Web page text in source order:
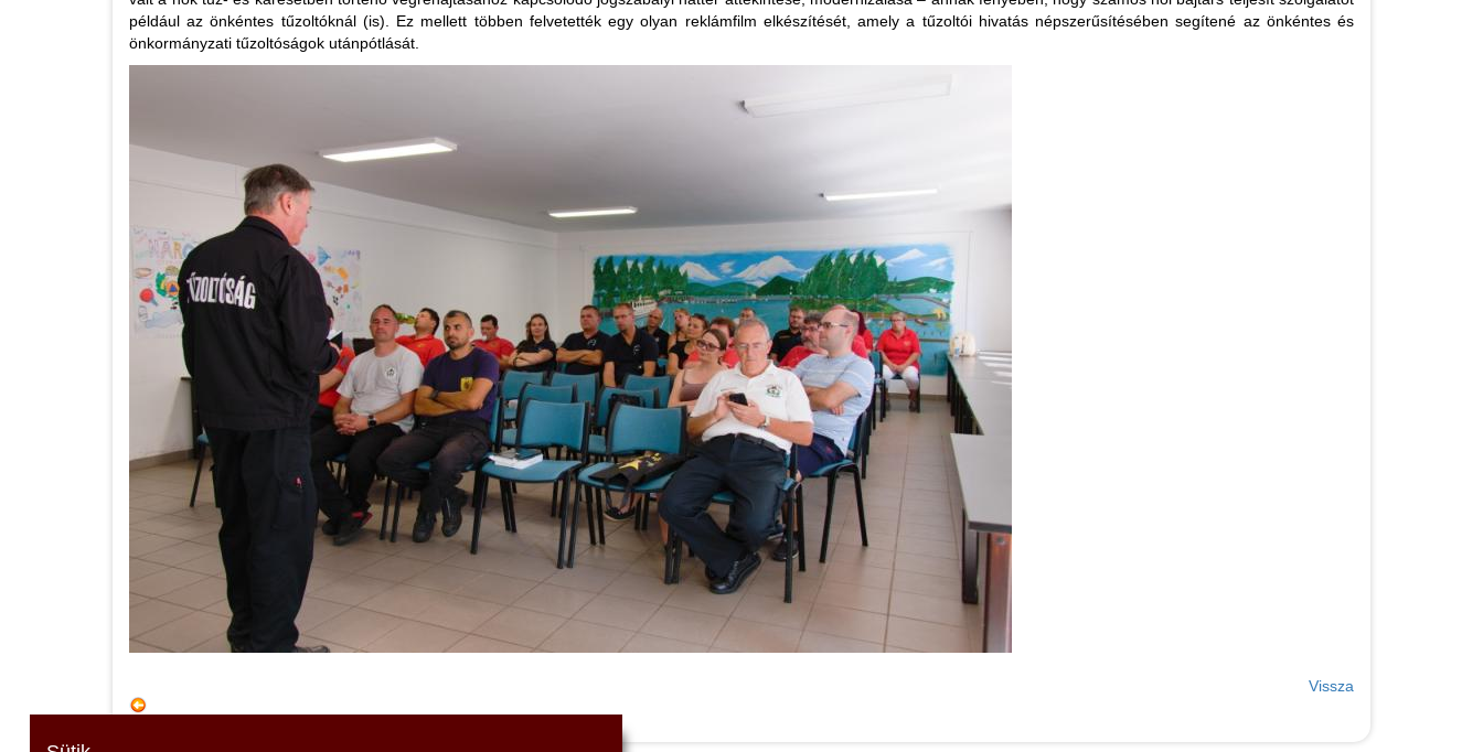
például az önkéntes tűzoltóknál (is). Ez mellett többen felvetették egy olyan reklámfilm elkészítését, amely a tűzoltói hivatás népszerűsítésében segítené az önkéntes és
önkormányzati tűzoltóságok utánpótlását.
Vissza